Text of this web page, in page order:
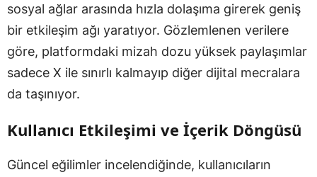
sosyal ağlar arasında hızla dolaşıma girerek geniş
bir etkileşim ağı yaratıyor. Gözlemlenen verilere
göre, platformdaki mizah dozu yüksek paylaşımlar
sadece X ile sınırlı kalmayıp diğer dijital mecralara
da taşınıyor.
Kullanıcı Etkileşimi ve İçerik Döngüsü
Güncel eğilimler incelendiğinde, kullanıcıların